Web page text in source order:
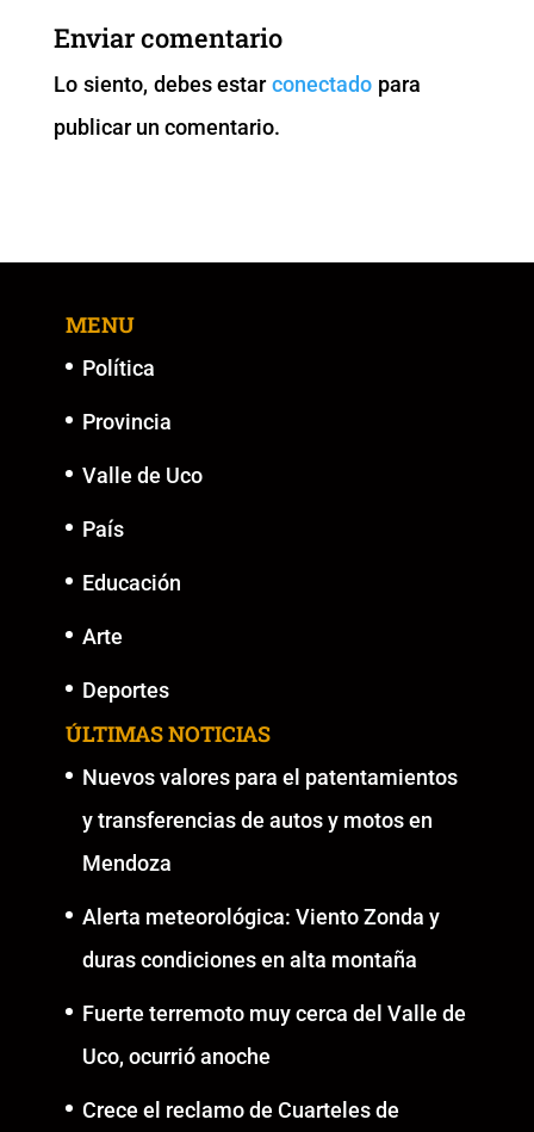
b
o
o
k
A
p
p k
er
Enviar comentario
Lo siento, debes estarconectado para
publicar un comentario.
MENU
Política
Provincia
Valle de Uco
País
Educación
Arte
Deportes
ÚLTIMAS NOTICIAS
Nuevos valores para el patentamientos
y transferencias de autos y motos en
Mendoza
Alerta meteorológica: Viento Zonda y
duras condiciones en alta montaña
Fuerte terremoto muy cerca del Valle de
Uco, ocurrió anoche
Crece el reclamo de Cuarteles de